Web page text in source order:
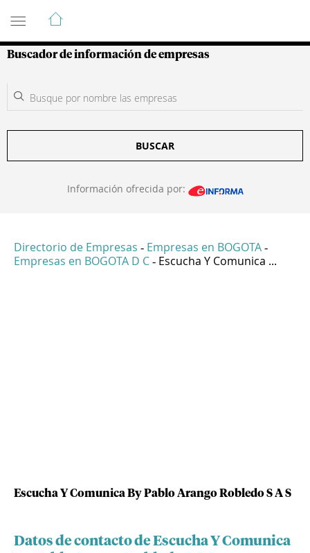
Guía de Empresas Colombianas
Buscador de información de empresas
BUSCAR
Información ofrecida por:
Directorio de Empresas - Empresas en BOGOTA -
Empresas en BOGOTA D C - Escucha Y Comunica ...
Escucha Y Comunica By Pablo Arango Robledo S A S
Datos de contacto de Escucha Y Comunica